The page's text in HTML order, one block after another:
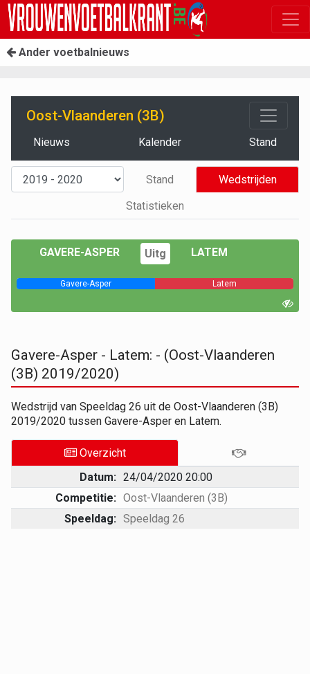
Ander voetbalnieuws
Oost-Vlaanderen (3B)
Nieuws Kalender Stand
Stand
Wedstrijden
Statistieken
GAVERE-ASPER Uitg LATEM
Gavere-Asper Latem
Gavere-Asper - Latem: - (Oost-Vlaanderen
(3B) 2019/2020)
Wedstrijd van Speeldag 26 uit de Oost-Vlaanderen (3B)
2019/2020 tussen Gavere-Asper en Latem.
Overzicht
Datum: 24/04/2020 20:00
Competitie: Oost-Vlaanderen (3B)
Speeldag: Speeldag 26